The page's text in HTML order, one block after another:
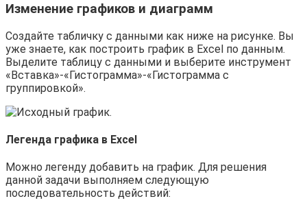
Изменение графиков и диаграмм
Создайте табличку с данными как ниже на рисунке. Вы
уже знаете, как построить график в Excel по данным.
Выделите таблицу с данными и выберите инструмент
«Вставка»-«Гистограмма»-«Гистограмма с
группировкой».
Легенда графика в Excel
Можно легенду добавить на график. Для решения
данной задачи выполняем следующую
последовательность действий: